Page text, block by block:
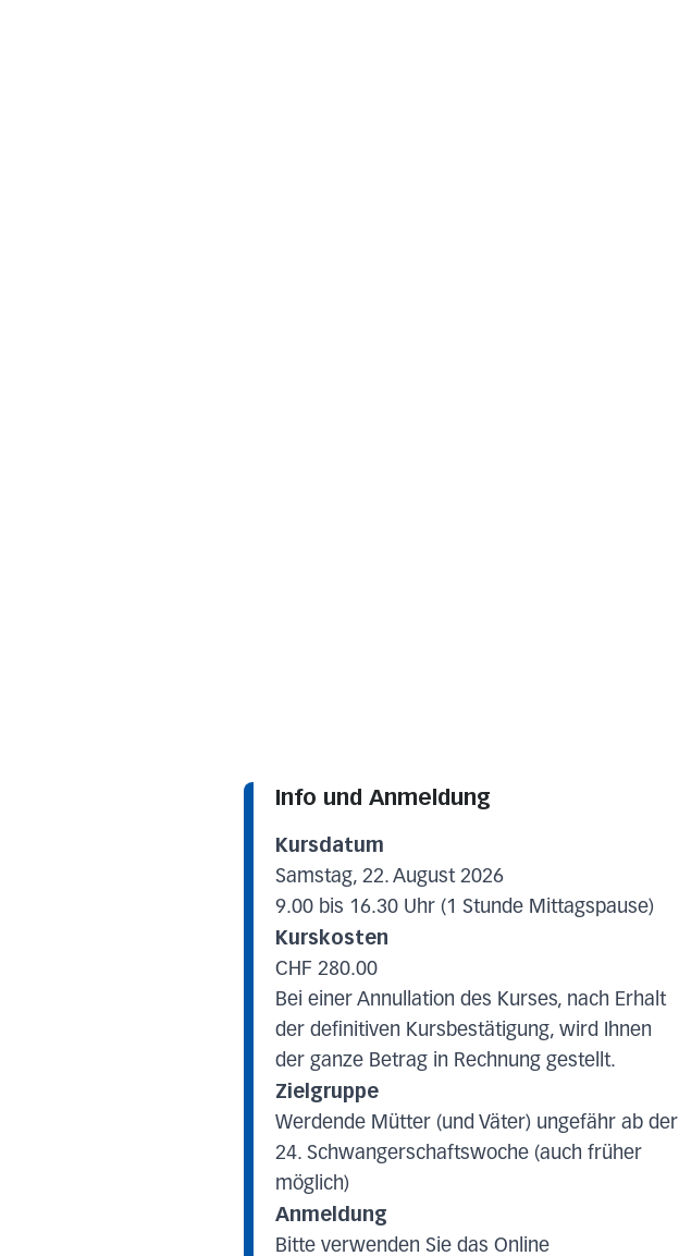
Info und Anmeldung
Kursdatum
Samstag, 22. August 2026
9.00 bis 16.30 Uhr (1 Stunde Mittagspause)
Kurskosten
CHF 280.00
Bei einer Annullation des Kurses, nach Erhalt
der definitiven Kursbestätigung, wird Ihnen
der ganze Betrag in Rechnung gestellt.
Zielgruppe
Werdende Mütter (und Väter) ungefähr ab der
24. Schwangerschaftswoche (auch früher
möglich)
Anmeldung
Bitte verwenden Sie das Online